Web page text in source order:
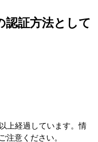
証方法として
上経過しています。情
意ください。